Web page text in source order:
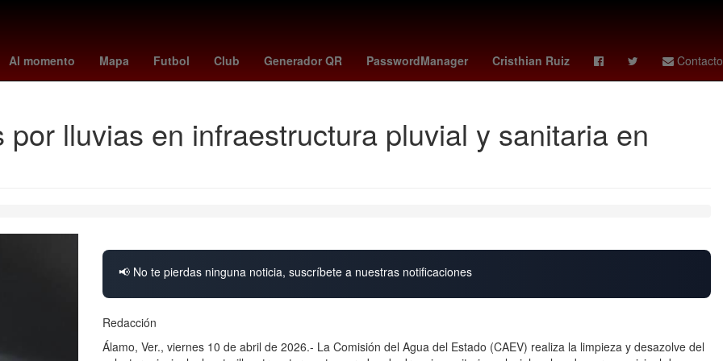
Al momento Mapa Futbol Club Generador QR PasswordManager Cristhian Ruiz Contacto
China votar casa de los famosos 2026 2024 Juarez Aguascalientes Venezolanos Incendio
lluvias en infraestructura pluvial y sanitaria en
📢 No te pierdas ninguna noticia, suscríbete a nuestras notificaciones
Redacción
Álamo, Ver., viernes 10 de abril de 2026.- La Comisión del Agua del Estado (CAEV) realiza la limpieza y desazolve del